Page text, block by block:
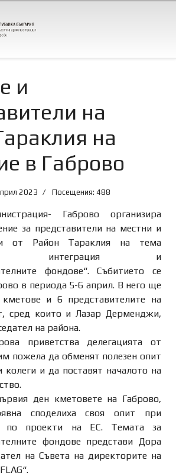
и
на
на
в Габрово
2023 Посещения: 488
Габрово организира
за представители на местни и
от Район Тараклия на тема
интеграция и
фондове“. Събитието се
в периода 5-6 април. В него ще
и 6 представителите на
сред които и Лазар Дерменджи,
на района.
приветства делегацията от
пожела да обменят полезен опит
колеги и да поставят началото на
ден кметовете на Габрово,
споделиха своя опит при
по проекти на ЕС. Темата за
фондове представи Дора
на Съвета на директорите на